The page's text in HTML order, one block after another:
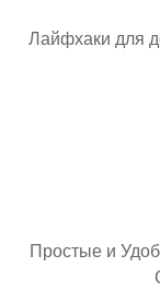
Лайфхаки для
Простые и